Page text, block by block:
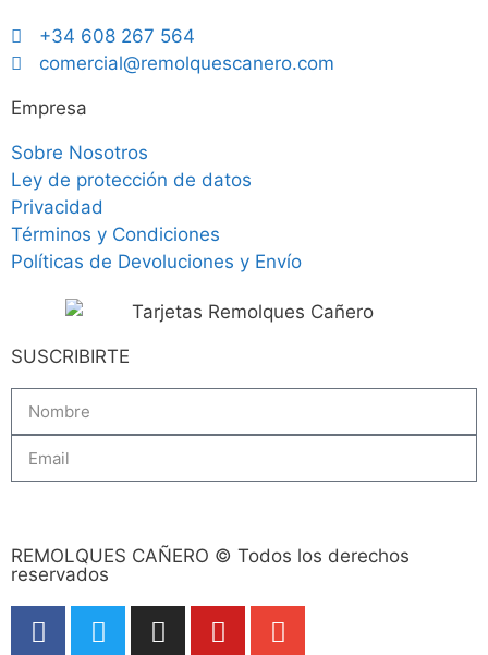
+34 608 267 564
comercial@remolquescanero.com
Empresa
Sobre Nosotros
Ley de protección de datos
Privacidad
Términos y Condiciones
Políticas de Devoluciones y Envío
SUSCRIBIRTE
REMOLQUES CAÑERO © Todos los derechos
reservados